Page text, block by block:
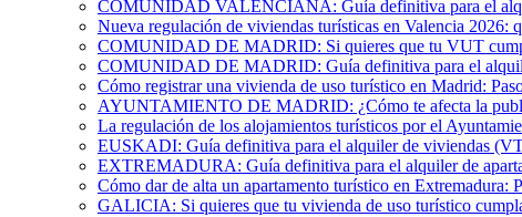
COMUNIDAD VALENCIANA: Guía definitiva para el
Nueva regulación de viviendas turísticas en Valencia 2026:
COMUNIDAD DE MADRID: Si quieres que tu VUT
COMUNIDAD DE MADRID: Guía definitiva para el
Cómo registrar una vivienda de uso turístico en Madrid:
AYUNTAMIENTO DE MADRID: ¿Cómo te afecta la
La regulación de los alojamientos turísticos por el
EUSKADI: Guía definitiva para el alquiler de viviendas
EXTREMADURA: Guía definitiva para el alquiler de
Cómo dar de alta un apartamento turístico en Extremadura:
GALICIA: Si quieres que tu vivienda de uso turístico